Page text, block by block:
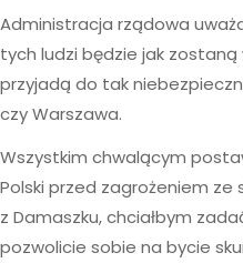
Administracja rządowa
tych ludzi będzie jak zostaną
przyjadą do tak
czy Warszawa.
Wszystkim chwalącym
Polski przed zagrożeniem
z Damaszku, chciałbym
pozwolicie sobie na bycie